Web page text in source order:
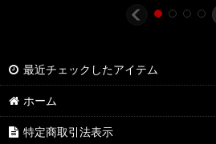
最近チェックしたアイテム
ホーム
特定商取引法表示